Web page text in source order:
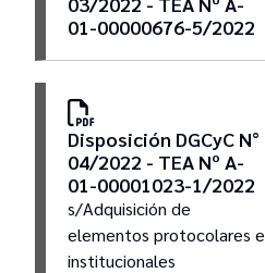
01-00000676-5/2022
Disposición DGCyC N°
04/2022 - TEA Nº A-
01-00001023-1/2022
s/Adquisición de
elementos protocolares e
institucionales